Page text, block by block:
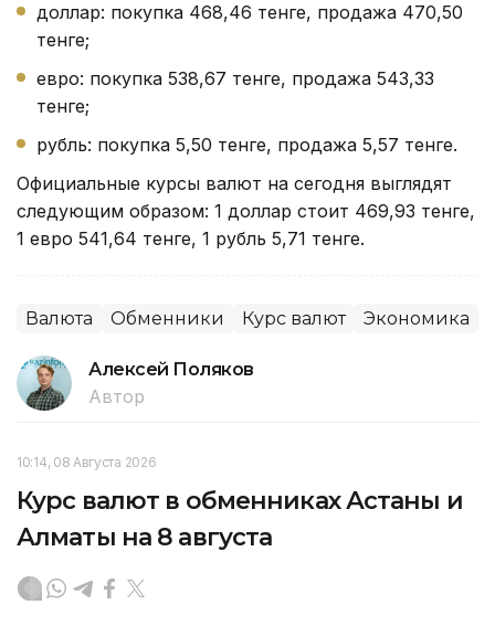
доллар: покупка 468,46 тенге, продажа 470,50
тенге;
евро: покупка 538,67 тенге, продажа 543,33
тенге;
рубль: покупка 5,50 тенге, продажа 5,57 тенге.
Официальные курсы валют на сегодня выглядят
следующим образом: 1 доллар стоит 469,93 тенге,
1 евро 541,64 тенге, 1 рубль 5,71 тенге.
Валюта Обменники Курс валют Экономика
Алексей Поляков
Автор
10:14, 08 Августа 2026
Курс валют в обменниках Астаны и
Алматы на 8 августа